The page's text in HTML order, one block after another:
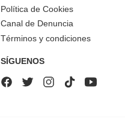
Política de Cookies
Canal de Denuncia
Términos y condiciones
SÍGUENOS